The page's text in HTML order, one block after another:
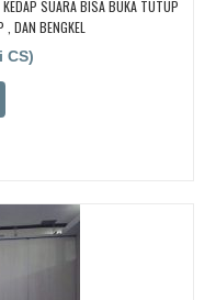
KEDAP SUARA BISA BUKA TUTUP
DAN BENGKEL
CS)